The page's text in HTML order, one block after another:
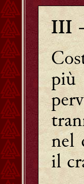
III
più
nel
il